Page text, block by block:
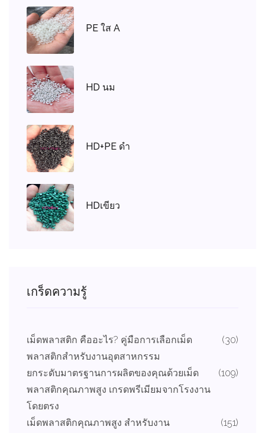
PE ใส A
HD นม
HD+PE ดำ
HDเขียว
เกร็ดความรู้
เม็ดพลาสติก คืออะไร? คู่มือการเลือกเม็ด
พลาสติกสำหรับงานอุตสาหกรรม
(30)
ยกระดับมาตรฐานการผลิตของคุณด้วยเม็ด
พลาสติกคุณภาพสูง เกรดพรีเมียมจากโรงงาน
โดยตรง
(109)
เม็ดพลาสติกคุณภาพสูง สำหรับงาน
(151)